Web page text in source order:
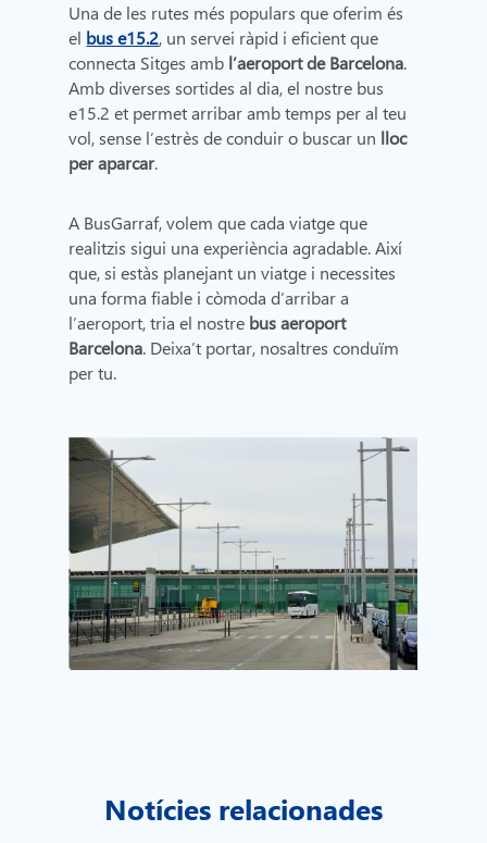
Una de les rutes més populars que oferim és
el bus e15.2, un servei ràpid i eficient que
connecta Sitges amb l’aeroport de Barcelona.
Amb diverses sortides al dia, el nostre bus
e15.2 et permet arribar amb temps per al teu
vol, sense l’estrès de conduir o buscar un lloc
per aparcar.
A BusGarraf, volem que cada viatge que
realitzis sigui una experiència agradable. Així
que, si estàs planejant un viatge i necessites
una forma fiable i còmoda d’arribar a
l’aeroport, tria el nostre bus aeroport
Barcelona. Deixa’t portar, nosaltres conduïm
per tu.
Notícies relacionades